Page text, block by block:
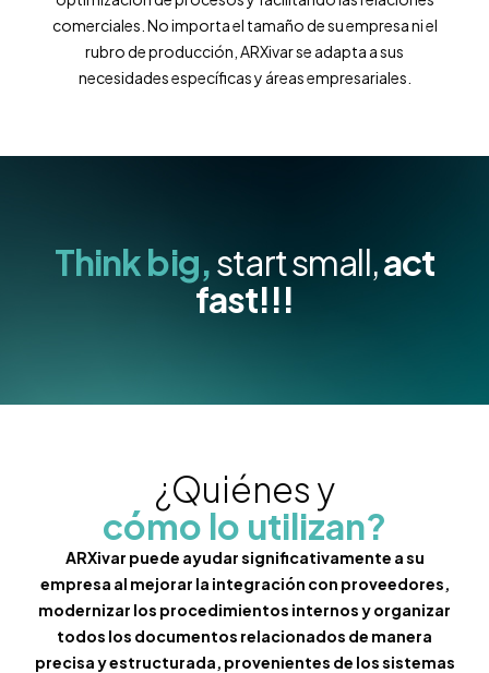
comerciales. No importa el tamaño de su empresa ni el
rubro de producción, ARXivar se adapta a sus
necesidades específicas y áreas empresariales.
Think big,start small,act
fast!!!
¿Quiénes y
cómo lo utilizan?
ARXivar puede ayudar significativamente a su
empresa al mejorar la integración con proveedores,
modernizar los procedimientos internos y organizar
todos los documentos relacionados de manera
precisa y estructurada, provenientes de los sistemas